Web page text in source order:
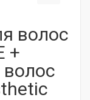
волос
+